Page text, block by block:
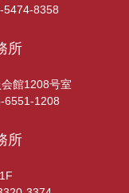
8358
所
館1208号室
1208
所